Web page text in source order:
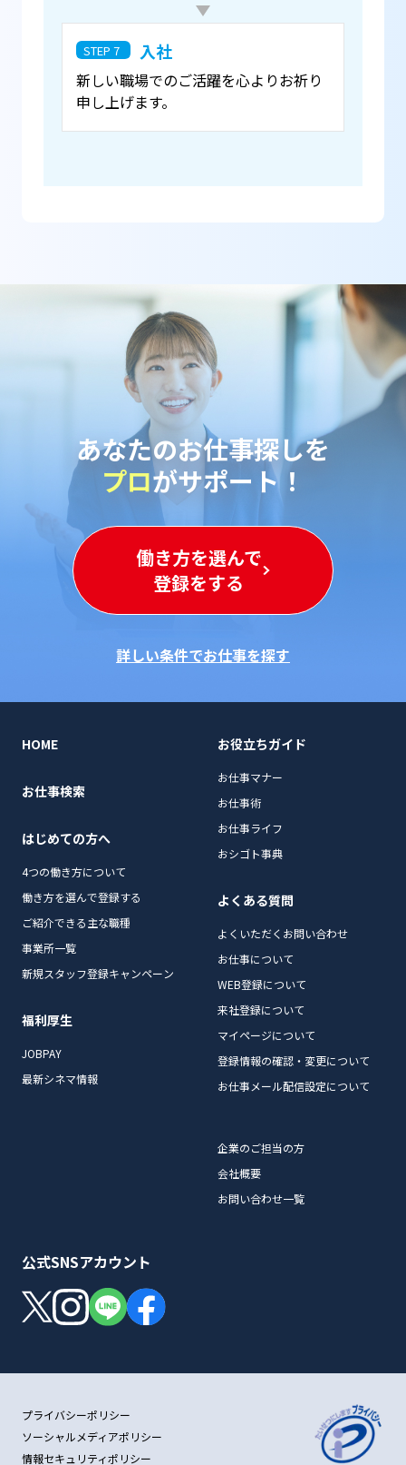
STEP 7 入社
新しい職場でのご活躍を心よりお祈り
申し上げます。
あなたのお仕事探しを
プロがサポート！
働き方を選んで
登録をする
詳しい条件でお仕事を探す
HOME
お仕事検索
はじめての方へ
4つの働き方について
働き方を選んで登録する
ご紹介できる主な職種
事業所一覧
新規スタッフ登録キャンペーン
福利厚生
JOBPAY
最新シネマ情報
お役立ちガイド
お仕事マナー
お仕事術
お仕事ライフ
おシゴト事典
よくある質問
よくいただくお問い合わせ
お仕事について
WEB登録について
来社登録について
マイページについて
登録情報の確認・変更について
お仕事メール配信設定について
企業のご担当の方
会社概要
お問い合わせ一覧
公式SNSアカウント
プライバシーポリシー
ソーシャルメディアポリシー
情報セキュリティポリシー